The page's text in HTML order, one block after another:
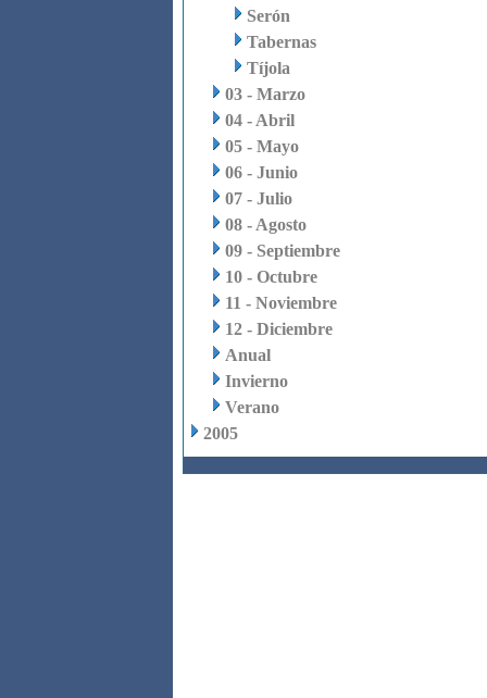
Serón
Tabernas
Tíjola
03 - Marzo
04 - Abril
05 - Mayo
06 - Junio
07 - Julio
08 - Agosto
09 - Septiembre
10 - Octubre
11 - Noviembre
12 - Diciembre
Anual
Invierno
Verano
2005